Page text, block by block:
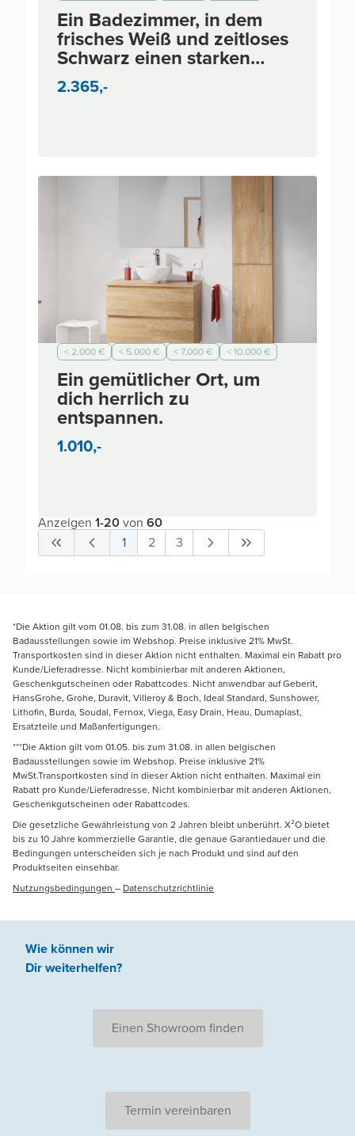
< 7.000 €
< 10.000 € < 3.000 €
Ein Badezimmer, in dem
frisches Weiß und zeitloses
Schwarz einen starken
Kontrast bilden
2.365,-
< 2.000 € < 5.000 € < 7.000 €
< 10.000 €
< 3.000 €
Modern
Ein gemütlicher Ort, um
dich herrlich zu
entspannen.
1.010,-
Anzeigen 1-20von 60
1
2 3
*Die Aktion gilt vom 01.08. bis zum 31.08. in allen belgischen
Badausstellungen sowie im Webshop. Preise inklusive 21% MwSt.
Transportkosten sind in dieser Aktion nicht enthalten. Maximal ein Rabatt pro
Kunde/Lieferadresse. Nicht kombinierbar mit anderen Aktionen,
Geschenkgutscheinen oder Rabattcodes. Nicht anwendbar auf Geberit,
HansGrohe, Grohe, Duravit, Villeroy & Boch, Ideal Standard, Sunshower,
Lithofin, Burda, Soudal, Fernox, Viega, Easy Drain, Heau, Dumaplast,
Ersatzteile und Maßanfertigungen.
***Die Aktion gilt vom 01.05. bis zum 31.08. in allen belgischen
Badausstellungen sowie im Webshop. Preise inklusive 21%
MwSt.Transportkosten sind in dieser Aktion nicht enthalten. Maximal ein
Rabatt pro Kunde/Lieferadresse. Nicht kombinierbar mit anderen Aktionen,
Geschenkgutscheinen oder Rabattcodes.
Die gesetzliche Gewährleistung von 2 Jahren bleibt unberührt. X²O bietet
bis zu 10 Jahre kommerzielle Garantie, die genaue Garantiedauer und die
Bedingungen unterscheiden sich je nach Produkt und sind auf den
Produktseiten einsehbar.
Nutzungsbedingungen – Datenschutzrichtlinie
Wie können wir
Dir weiterhelfen?
Einen Showroom finden
Termin vereinbaren